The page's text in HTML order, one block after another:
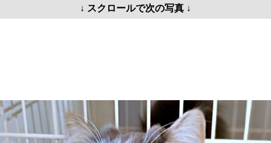
↓ スクロールで次の写真 ↓